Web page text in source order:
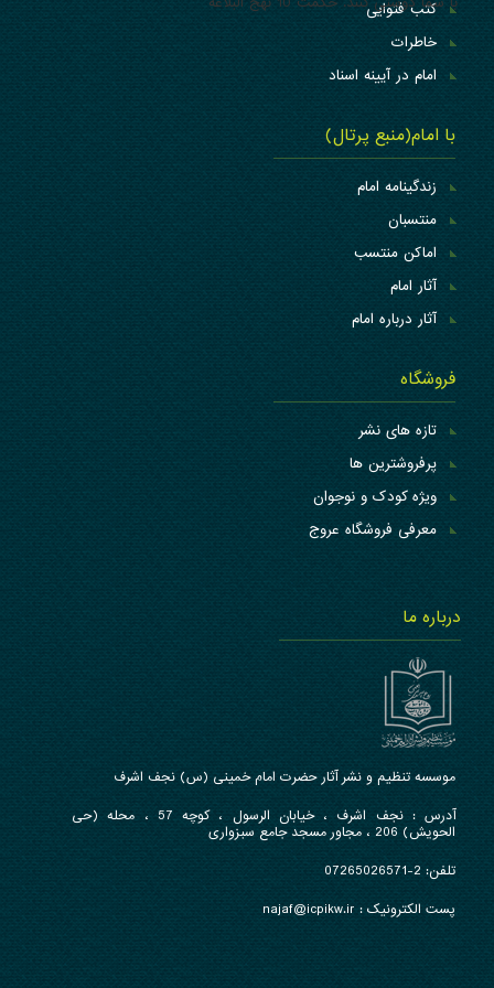
کتب فتوایی
خاطرات
امام در آیینه اسناد
با امام(منبع پرتال)
زندگینامه امام
منتسبان
اماکن منتسب
آثار امام
آثار درباره امام
فروشگاه
تازه های نشر
پرفروشترین ها
ویژه کودک و نوجوان
معرفی فروشگاه عروج
درباره ما
موسسه تنظیم و نشر آثار حضرت امام خمینی (س) نجف اشرف
آدرس : نجف اشرف ، خیابان الرسول ، کوچه 57 ، محله (حی
الحویش) 206 ، مجاور مسجد جامع سبزواری
تلفن: 2-07265026571
پست الکترونیک : najaf@icpikw.ir